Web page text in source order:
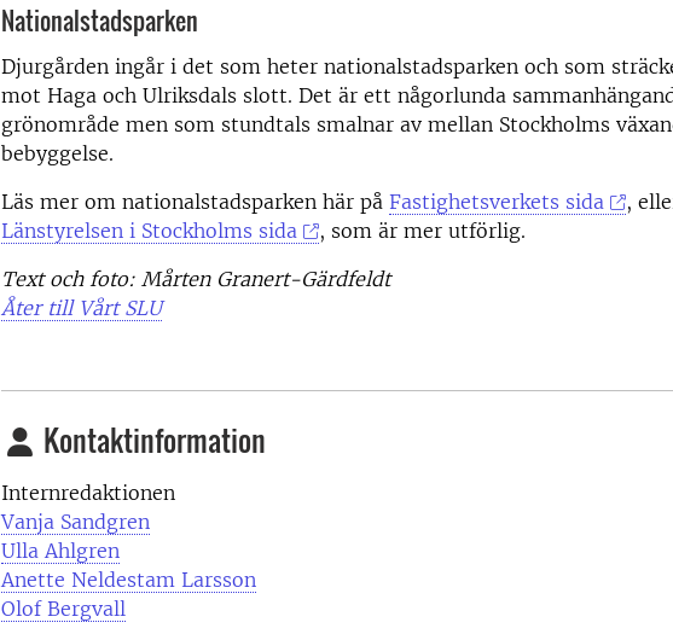
Nationalstadsparken
Djurgården ingår i det som heter nationalstadsparken och som
mot Haga och Ulriksdals slott. Det är ett någorlunda
grönområde men som stundtals smalnar av mellan Stockholms
bebyggelse.
Läs mer om nationalstadsparken här på Fastighetsverkets sida
,
Länstyrelsen i Stockholms sida
, som är mer utförlig.
Text och foto: Mårten Granert-Gärdfeldt
Åter till Vårt SLU
Kontaktinformation
Internredaktionen
Vanja Sandgren
Ulla Ahlgren
Anette Neldestam Larsson
Olof Bergvall